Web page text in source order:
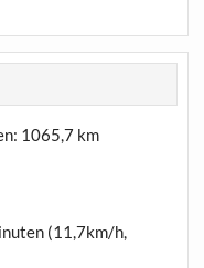
1065,7 km
(11,7km/h,